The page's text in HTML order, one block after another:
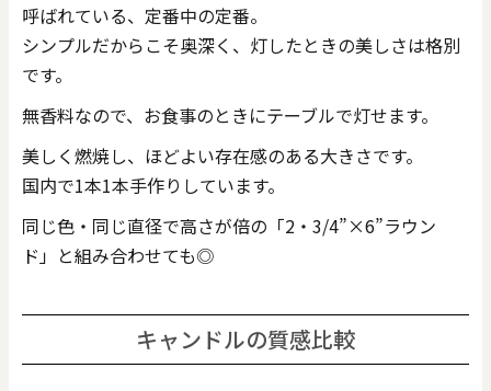
呼ばれている、定番中の定番。
シンプルだからこそ奥深く、灯したときの美しさは格別
です。
無香料なので、お食事のときにテーブルで灯せます。
美しく燃焼し、ほどよい存在感のある大きさです。
国内で1本1本手作りしています。
同じ色・同じ直径で高さが倍の「2・3/4”×6”ラウン
ド」と組み合わせても◎
キャンドルの質感比較